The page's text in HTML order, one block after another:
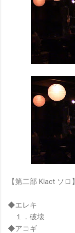
【第二部 Klact ソロ】
◆エレキ
１．破壊
◆アコギ